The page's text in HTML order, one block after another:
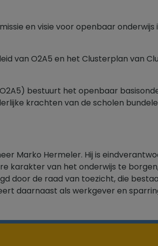
en visie voor openbaar onderwijs
van O2A5 en het Clusterplan van
bestuurt het openbaar
krachten van de scholen
Marko Hermeler. Hij is
karakter van het onderwijs te
door de raad van toezicht, die
daarnaast als werkgever en